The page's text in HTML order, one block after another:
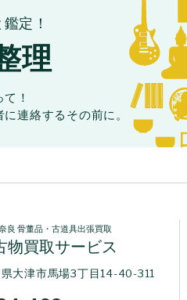
定！
理
！
連絡するその前に。
良 骨董品・古道具出張買取
物買取サービス
大津市馬場3丁目14-40-311